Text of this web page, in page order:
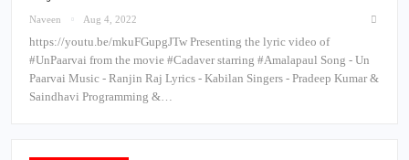
Naveen Aug 4, 2022
https://youtu.be/mkuFGupgJTw Presenting the lyric video of
#UnPaarvai from the movie #Cadaver starring #Amalapaul Song - Un
Paarvai Music - Ranjin Raj Lyrics - Kabilan Singers - Pradeep Kumar &
Saindhavi Programming &…